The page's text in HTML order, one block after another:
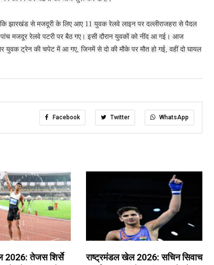
कि झारखंड से मजदूरी के लिए आए 11 युवक रेलवे लाइन पर दल्लीराजहरा से पैदल
मजदूर रेलवे पटरी पर बैठ गए। इसी दौरान युवकों को नींद आ गई। आज
ट्रेन की चपेट में आ गए, जिनमें से दो की मौके पर मौत हो गई, वहीं दो घायल
Facebook Twitter WhatsApp
2026: तेजस शिर्से
राष्ट्रमंडल खेल 2026: सचिन सिवाच